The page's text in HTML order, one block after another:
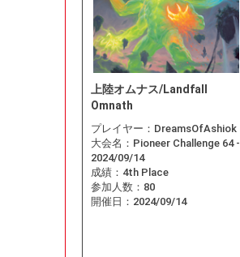
上陸オムナス/Landfall
Omnath
プレイヤー： DreamsOfAshiok
大会名： Pioneer Challenge 64 -
2024/09/14
成績： 4th Place
参加人数： 80
開催日： 2024/09/14